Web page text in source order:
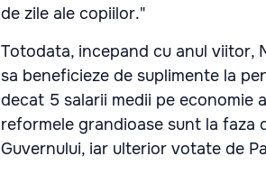
de zile ale copiilor."
Totodata, incepand cu anul viitor,
sa beneficieze de suplimente la
decat 5 salarii medii pe economie
reformele grandioase sunt la faza
Guvernului, iar ulterior votate de